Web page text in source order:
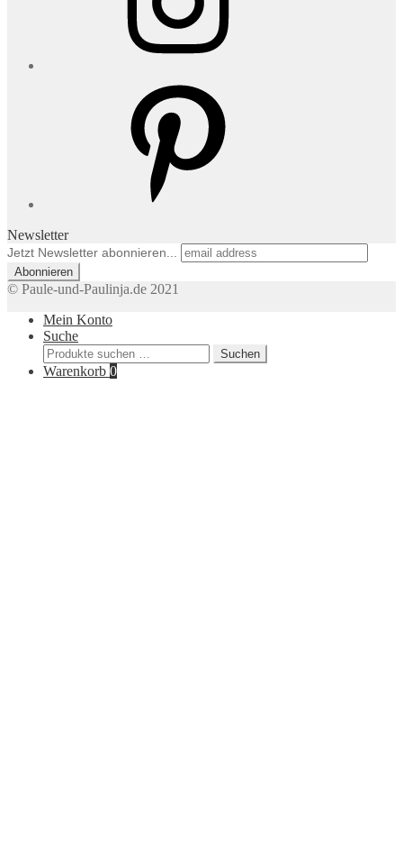
Newsletter
Jetzt Newsletter abonnieren...
© Paule-und-Paulinja.de 2021
Mein Konto
Suche
Suchen
nach:
Suchen
Warenkorb 0